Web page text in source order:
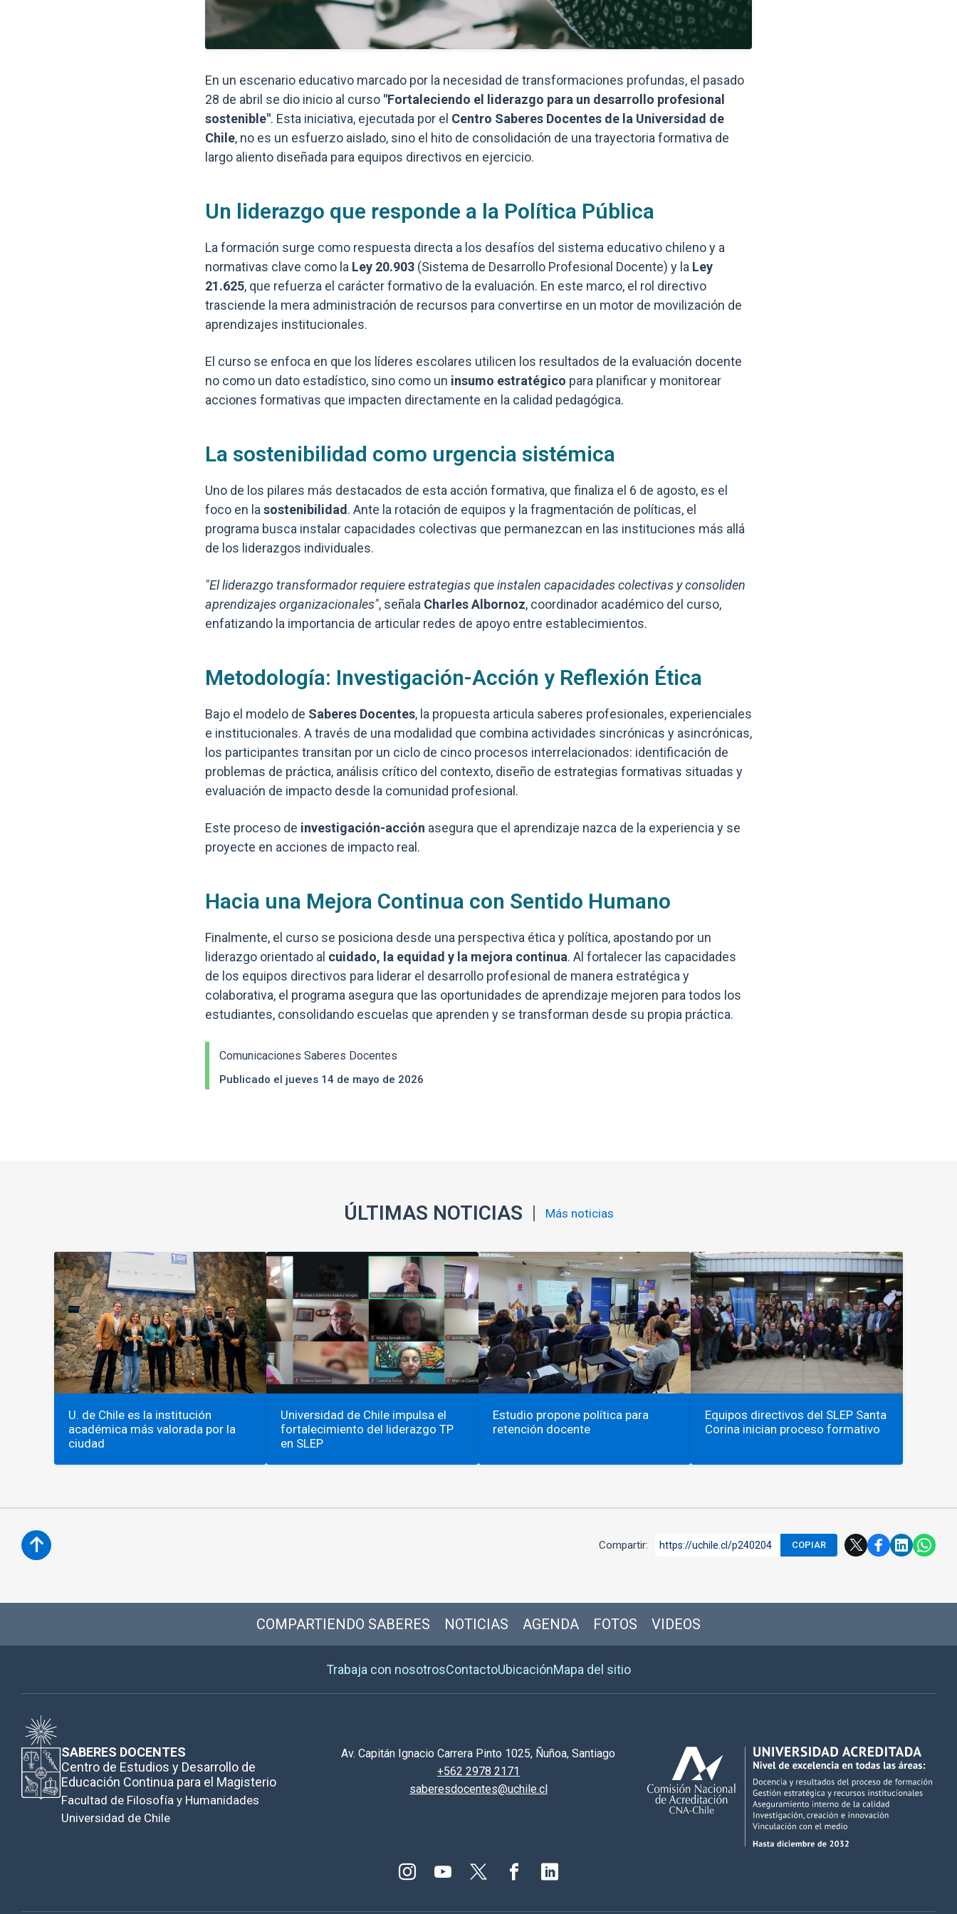
En un escenario educativo marcado por la necesidad de transformaciones profundas, el pasado
28 de abril se dio inicio al curso "Fortaleciendo el liderazgo para un desarrollo profesional
sostenible". Esta iniciativa, ejecutada por el Centro Saberes Docentes de la Universidad de
Chile, no es un esfuerzo aislado, sino el hito de consolidación de una trayectoria formativa de
largo aliento diseñada para equipos directivos en ejercicio.
Un liderazgo que responde a la Política Pública
La formación surge como respuesta directa a los desafíos del sistema educativo chileno y a
normativas clave como la Ley 20.903 (Sistema de Desarrollo Profesional Docente) y la Ley
21.625, que refuerza el carácter formativo de la evaluación. En este marco, el rol directivo
trasciende la mera administración de recursos para convertirse en un motor de movilización de
aprendizajes institucionales.
El curso se enfoca en que los líderes escolares utilicen los resultados de la evaluación docente
no como un dato estadístico, sino como un insumo estratégico para planificar y monitorear
acciones formativas que impacten directamente en la calidad pedagógica.
La sostenibilidad como urgencia sistémica
Uno de los pilares más destacados de esta acción formativa, que finaliza el 6 de agosto, es el
foco en la sostenibilidad . Ante la rotación de equipos y la fragmentación de políticas, el
programa busca instalar capacidades colectivas que permanezcan en las instituciones más allá
de los liderazgos individuales.
"El liderazgo transformador requiere estrategias que instalen capacidades colectivas y consoliden
aprendizajes organizacionales", señala Charles Albornoz, coordinador académico del curso,
enfatizando la importancia de articular redes de apoyo entre establecimientos.
Metodología: Investigación-Acción y Reflexión Ética
Bajo el modelo de Saberes Docentes, la propuesta articula saberes profesionales, experienciales
e institucionales. A través de una modalidad que combina actividades sincrónicas y asincrónicas,
los participantes transitan por un ciclo de cinco procesos interrelacionados: identificación de
problemas de práctica, análisis crítico del contexto, diseño de estrategias formativas situadas y
evaluación de impacto desde la comunidad profesional.
Este proceso de investigación-acción asegura que el aprendizaje nazca de la experiencia y se
proyecte en acciones de impacto real.
Hacia una Mejora Continua con Sentido Humano
Finalmente, el curso se posiciona desde una perspectiva ética y política, apostando por un
liderazgo orientado al cuidado, la equidad y la mejora continua. Al fortalecer las capacidades
de los equipos directivos para liderar el desarrollo profesional de manera estratégica y
colaborativa, el programa asegura que las oportunidades de aprendizaje mejoren para todos los
estudiantes, consolidando escuelas que aprenden y se transforman desde su propia práctica.
Comunicaciones Saberes Docentes
Publicado el jueves 14 de mayo de 2026
ÚLTIMAS NOTICIAS Más noticias
U. de Chile es la institución
académica más valorada por la
ciudad
Universidad de Chile impulsa el
fortalecimiento del liderazgo TP
en SLEP
Estudio propone política para
retención docente
Equipos directivos del SLEP Santa
Corina inician proceso formativo
Compartir: https://uchile.cl/p240204 COPIAR
COMPARTIENDO SABERES NOTICIAS AGENDA FOTOS VIDEOS
Trabaja con nosotrosContactoUbicaciónMapa del sitio
SABERES DOCENTES
Centro de Estudios y Desarrollo de
Educación Continua para el Magisterio
Facultad de Filosofía y Humanidades
Universidad de Chile
Av. Capitán Ignacio Carrera Pinto 1025, Ñuñoa, Santiago
+562 2978 2171
saberesdocentes@uchile.cl